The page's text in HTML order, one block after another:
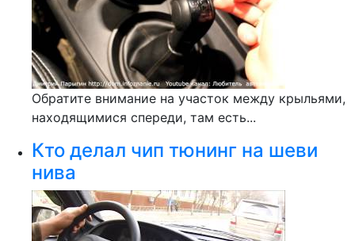
Обратите внимание на участок между крыльями,
находящимися спереди, там есть...
Кто делал чип тюнинг на шеви
нива